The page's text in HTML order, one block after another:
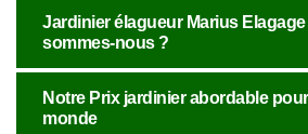
Jardinier élagueur Marius
sommes-nous ?
Notre Prix jardinier abordable
monde